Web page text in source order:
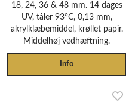
18, 24, 36 & 48 mm. 14 dages
UV, tåler 93°C, 0,13 mm,
akrylklæbemiddel, krøllet papir.
Middelhøj vedhæftning.
Info